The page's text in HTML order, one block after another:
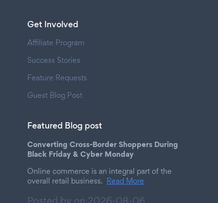
Get Involved
Affiliate Program
Success Stories
Feature Requests
Guest Blog Post
Featured Blog post
Converting Cross-Border Shoppers During
Black Friday & Cyber Monday
Online commerce is an integral part of the
overall retail business. Read More